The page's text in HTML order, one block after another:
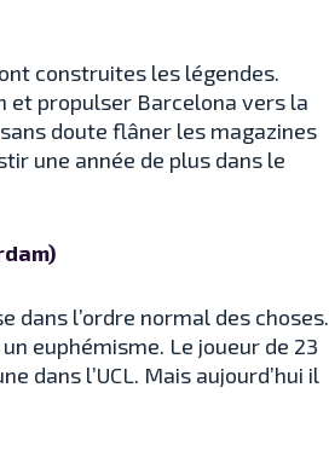
construites les légendes.
propulser Barcelona vers la
doute flâner les magazines
une année de plus dans le
dans l’ordre normal des choses.
euphémisme. Le joueur de 23
dans l’UCL. Mais aujourd’hui il